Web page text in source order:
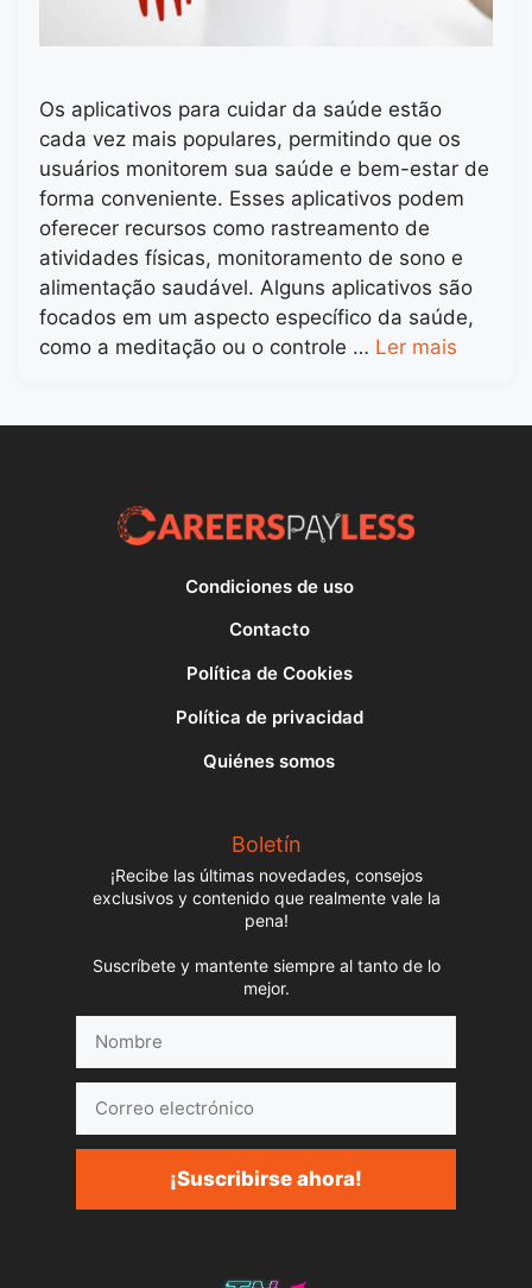
Os aplicativos para cuidar da saúde estão
cada vez mais populares, permitindo que os
usuários monitorem sua saúde e bem-estar de
forma conveniente. Esses aplicativos podem
oferecer recursos como rastreamento de
atividades físicas, monitoramento de sono e
alimentação saudável. Alguns aplicativos são
focados em um aspecto específico da saúde,
como a meditação ou o controle … Ler mais
Condiciones de uso
Contacto
Política de Cookies
Política de privacidad
Quiénes somos
Boletín
¡Recibe las últimas novedades, consejos
exclusivos y contenido que realmente vale la
pena!
Suscríbete y mantente siempre al tanto de lo
mejor.
electrónico
¡Suscribirse ahora!